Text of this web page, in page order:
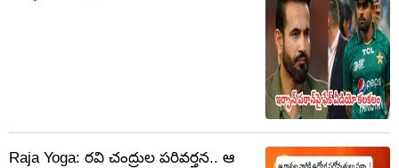
Raja Yoga: రవి చంద్రుల పరివర్తన.. ఆ